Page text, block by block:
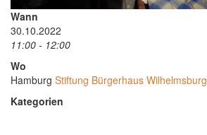
Wann
30.10.2022
11:00 - 12:00
Wo
Hamburg Stiftung Bürgerhaus Wilhelmsburg
Kategorien